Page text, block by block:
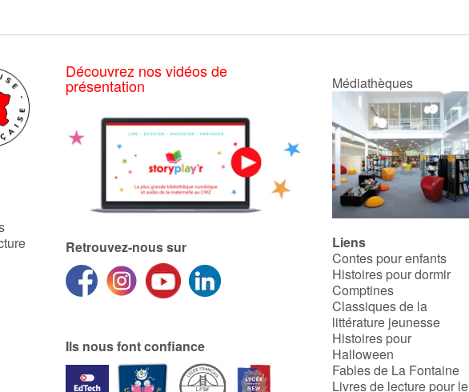
Découvrez nos vidéos de
présentation
Retrouvez-nous sur
Ils nous font confiance
Médiathèques
Liens
Contes pour enfants
Histoires pour dormir
Comptines
Classiques de la
littérature jeunesse
Histoires pour
Halloween
Fables de La Fontaine
Livres de lecture pour le